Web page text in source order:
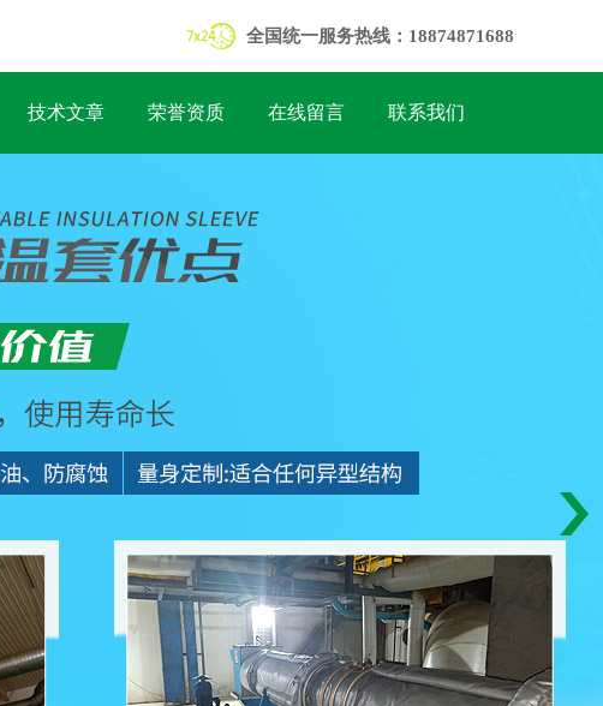
全国统一服务热线：18874871688
技术文章 荣誉资质 在线留言 联系我们